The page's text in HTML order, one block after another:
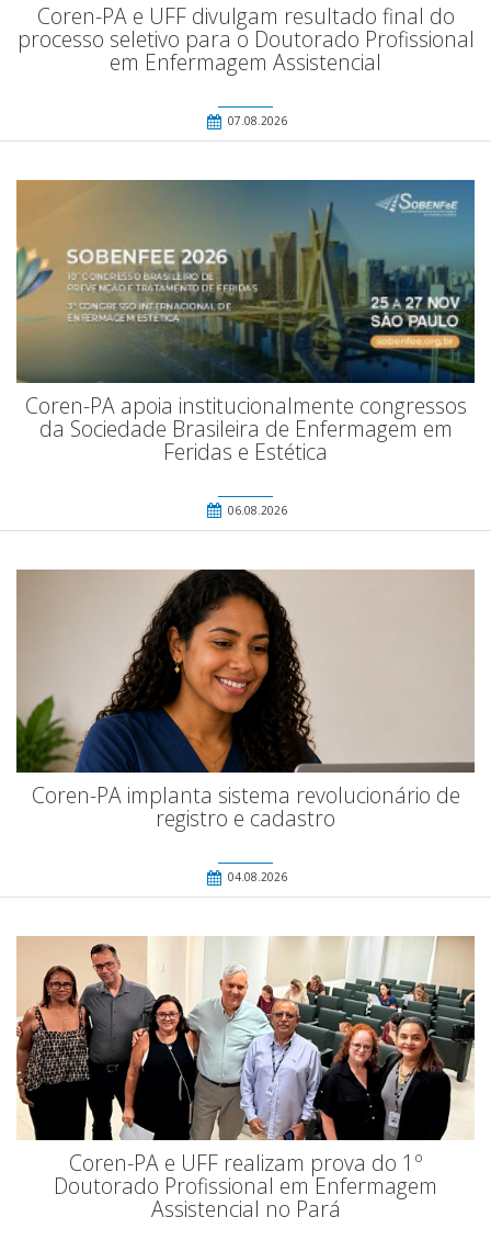
Coren-PA e UFF divulgam resultado final do
processo seletivo para o Doutorado Profissional
em Enfermagem Assistencial
07.08.2026
Coren-PA apoia institucionalmente congressos
da Sociedade Brasileira de Enfermagem em
Feridas e Estética
06.08.2026
Coren-PA implanta sistema revolucionário de
registro e cadastro
04.08.2026
Coren-PA e UFF realizam prova do 1º
Doutorado Profissional em Enfermagem
Assistencial no Pará